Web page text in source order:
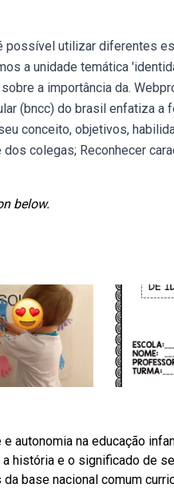
possível utilizar diferentes
a unidade temática
a importância da.
(bncc) do brasil enfatiza a
conceito, objetivos,
colegas; Reconhecer
below.
autonomia na educação
história e o significado de
base nacional comum